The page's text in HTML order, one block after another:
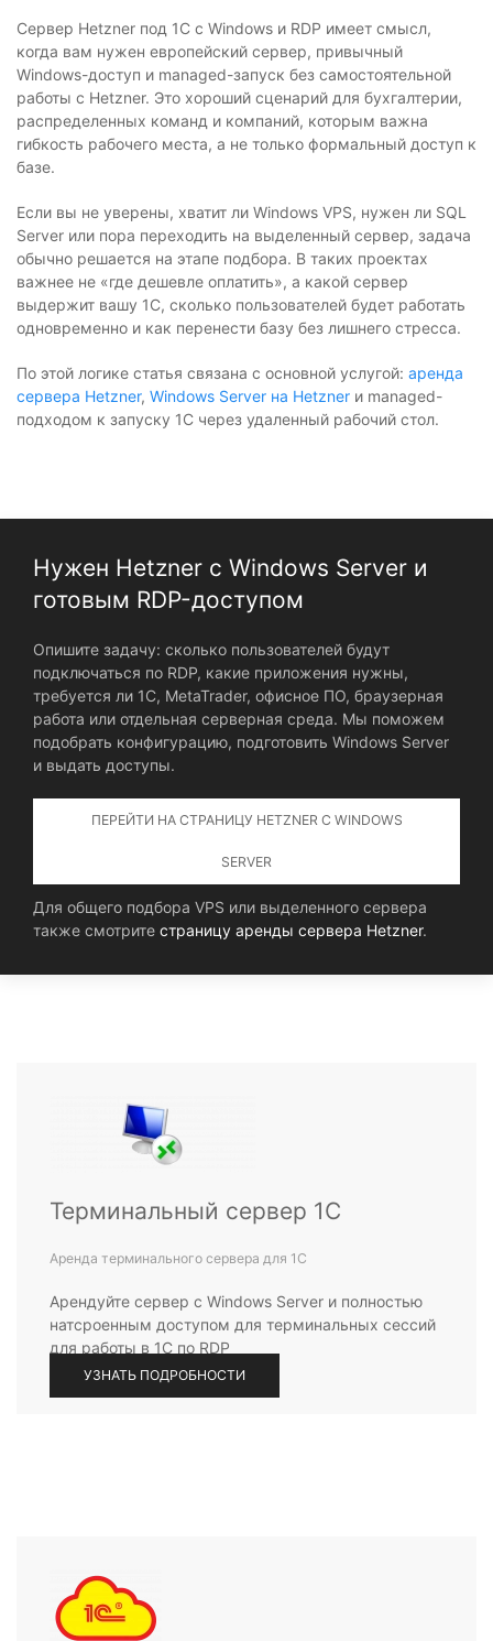
Сервер Hetzner под 1С с Windows и RDP имеет смысл,
когда вам нужен европейский сервер, привычный
Windows-доступ и managed-запуск без самостоятельной
работы с Hetzner. Это хороший сценарий для бухгалтерии,
распределенных команд и компаний, которым важна
гибкость рабочего места, а не только формальный доступ к
базе.
Если вы не уверены, хватит ли Windows VPS, нужен ли SQL
Server или пора переходить на выделенный сервер, задача
обычно решается на этапе подбора. В таких проектах
важнее не «где дешевле оплатить», а какой сервер
выдержит вашу 1С, сколько пользователей будет работать
одновременно и как перенести базу без лишнего стресса.
По этой логике статья связана с основной услугой: аренда
сервера Hetzner, Windows Server на Hetzner и managed-
подходом к запуску 1С через удаленный рабочий стол.
Нужен Hetzner с Windows Server и
готовым RDP-доступом
Опишите задачу: сколько пользователей будут
подключаться по RDP, какие приложения нужны,
требуется ли 1С, MetaTrader, офисное ПО, браузерная
работа или отдельная серверная среда. Мы поможем
подобрать конфигурацию, подготовить Windows Server
и выдать доступы.
ПЕРЕЙТИ НА СТРАНИЦУ HETZNER С WINDOWS
SERVER
Для общего подбора VPS или выделенного сервера
также смотрите страницу аренды сервера Hetzner.
Терминальный сервер 1С
Аренда терминального сервера для 1С
Арендуйте сервер с Windows Server и полностью
натсроенным доступом для терминальных сессий
для работы в 1С по RDP
УЗНАТЬ ПОДРОБНОСТИ